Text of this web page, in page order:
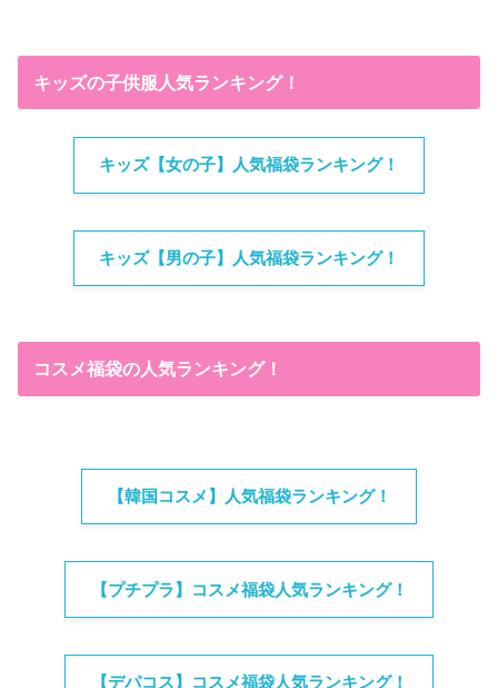
キッズの子供服人気ランキング！
キッズ【女の子】人気福袋ランキング！
キッズ【男の子】人気福袋ランキング！
コスメ福袋の人気ランキング！
【韓国コスメ】人気福袋ランキング！
【プチプラ】コスメ福袋人気ランキング！
【デパコス】コスメ福袋人気ランキング！